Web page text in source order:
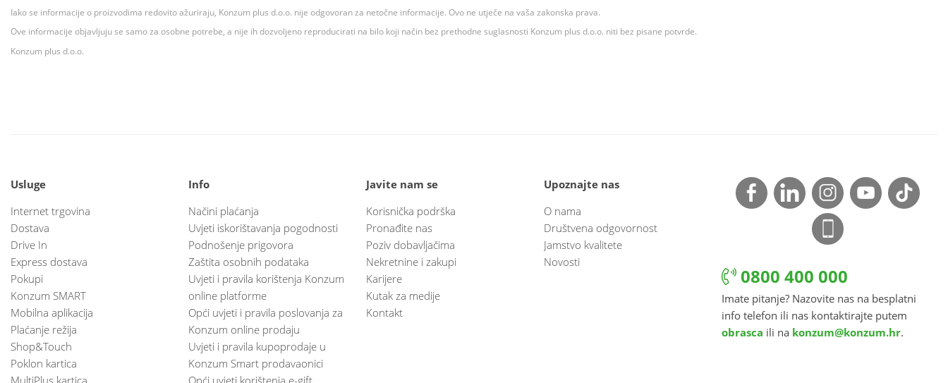
Iako se informacije o proizvodima redovito ažuriraju, Konzum plus d.o.o. nije odgovoran za netočne informacije. Ovo ne utječe na vaša zakonska prava.
Ove informacije objavljuju se samo za osobne potrebe, a nije ih dozvoljeno reproducirati na bilo koji način bez prethodne suglasnosti Konzum plus d.o.o. niti bez pisane potvrde.
Konzum plus d.o.o.
Usluge
Internet trgovina
Dostava
Drive In
Express dostava
Pokupi
Konzum SMART
Mobilna aplikacija
Plaćanje režija
Shop&Touch
Poklon kartica
MultiPlus kartica
Info
Načini plaćanja
Uvjeti iskorištavanja pogodnosti
Podnošenje prigovora
Zaštita osobnih podataka
Uvjeti i pravila korištenja Konzum
online platforme
Opći uvjeti i pravila poslovanja za
Konzum online prodaju
Uvjeti i pravila kupoprodaje u
Konzum Smart prodavaonici
Opći uvjeti korištenja e-gift
Javite nam se
Korisnička podrška
Pronađite nas
Poziv dobavljačima
Nekretnine i zakupi
Karijere
Kutak za medije
Kontakt
Upoznajte nas
O nama
Društvena odgovornost
Jamstvo kvalitete
Novosti
0800 400 000
Imate pitanje? Nazovite nas na besplatni
info telefon ili nas kontaktirajte putem
obrasca ili na konzum@konzum.hr.